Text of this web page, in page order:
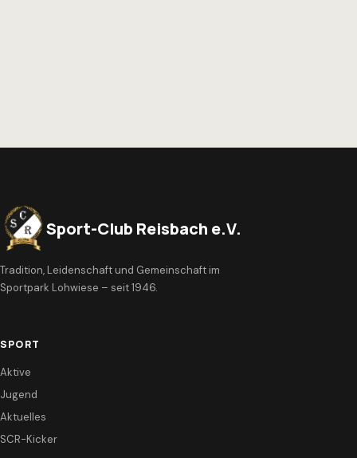
Sport-Club Reisbach e.V.
Tradition, Leidenschaft und Gemeinschaft im
Sportpark Lohwiese – seit 1946.
SPORT
Aktive
Jugend
Aktuelles
SCR-Kicker